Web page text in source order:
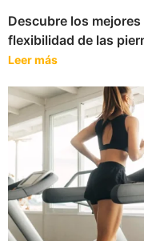
Descubre los
flexibilidad de las
Leer más